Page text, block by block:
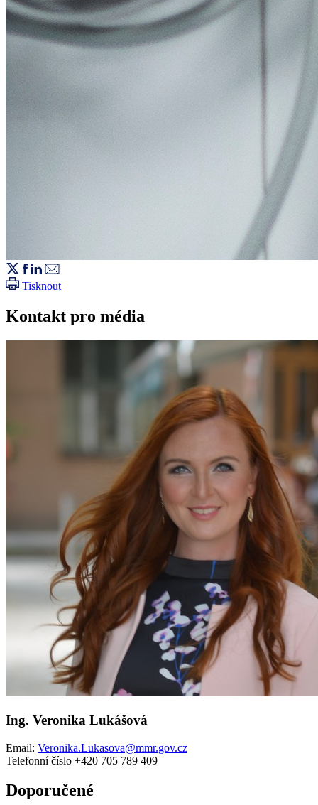
Tisknout
Kontakt pro média
Ing. Veronika Lukášová
Email: Veronika.Lukasova@mmr.gov.cz
Telefonní číslo +420 705 789 409
Doporučené